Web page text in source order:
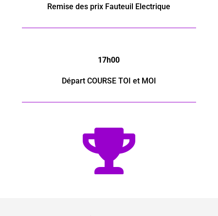
Remise des prix Fauteuil Electrique
17h00
Départ COURSE TOI et MOI
